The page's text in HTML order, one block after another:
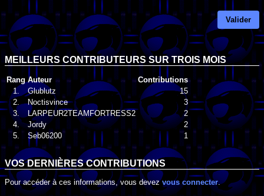
Valider
MEILLEURS CONTRIBUTEURS SUR TROIS MOIS
Rang Auteur
Contributions
1.
Glublutz
15
2.
Noctisvince
3
3.
LARPEUR2TEAMFORTRESS2
2
4.
Jordy
2
5.
Seb06200 1
VOS DERNIÈRES CONTRIBUTIONS
Pour accéder à ces informations, vous devezvous connecter.